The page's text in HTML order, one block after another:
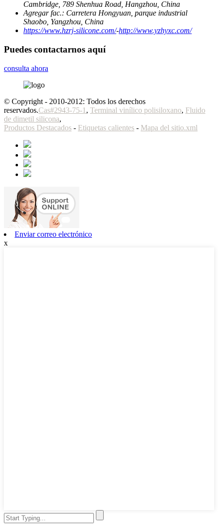
Cambridge, 789 Shenhua Road, Hangzhou, China
Agregar fac.: Carretera Hongyuan, parque industrial
Shaobo, Yangzhou, China
https://www.hzrj-silicone.com/-http://www.yzhyxc.com/
Puedes contactarnos aquí
consulta ahora
© Copyright - 2010-2012: Todos los derechos
reservados.Cas#2943-75-1 , Terminal vinílico polisiloxano, Fluido
de dimetil silicona,
Productos Destacados - Etiquetas calientes - Mapa del sitio.xml
Enviar correo electrónico
x